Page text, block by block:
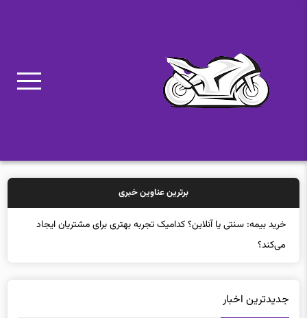
برترین عناوین خبری
خرید بیمه: سنتی یا آنلاین؟ کدامیک تجربه بهتری برای مشتریان ایجاد
می‌کند؟
جدیدترین اخبار